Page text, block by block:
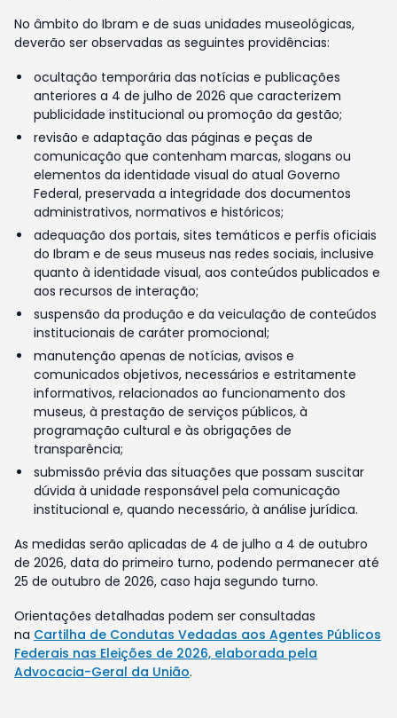
No âmbito do Ibram e de suas unidades museológicas,
deverão ser observadas as seguintes providências:
ocultação temporária das notícias e publicações
anteriores a 4 de julho de 2026 que caracterizem
publicidade institucional ou promoção da gestão;
revisão e adaptação das páginas e peças de
comunicação que contenham marcas, slogans ou
elementos da identidade visual do atual Governo
Federal, preservada a integridade dos documentos
administrativos, normativos e históricos;
adequação dos portais, sites temáticos e perfis oficiais
do Ibram e de seus museus nas redes sociais, inclusive
quanto à identidade visual, aos conteúdos publicados e
aos recursos de interação;
suspensão da produção e da veiculação de conteúdos
institucionais de caráter promocional;
manutenção apenas de notícias, avisos e
comunicados objetivos, necessários e estritamente
informativos, relacionados ao funcionamento dos
museus, à prestação de serviços públicos, à
programação cultural e às obrigações de
transparência;
submissão prévia das situações que possam suscitar
dúvida à unidade responsável pela comunicação
institucional e, quando necessário, à análise jurídica.
As medidas serão aplicadas de 4 de julho a 4 de outubro
de 2026, data do primeiro turno, podendo permanecer até
25 de outubro de 2026, caso haja segundo turno.
Orientações detalhadas podem ser consultadas
na Cartilha de Condutas Vedadas aos Agentes Públicos
Federais nas Eleições de 2026, elaborada pela
Advocacia-Geral da União.